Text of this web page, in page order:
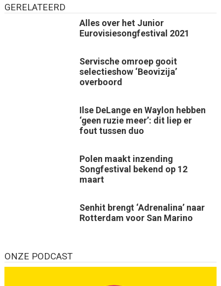
GERELATEERD
Alles over het Junior
Eurovisiesongfestival 2021
Servische omroep gooit
selectieshow ‘Beovizija’
overboord
Ilse DeLange en Waylon hebben
‘geen ruzie meer’: dit liep er
fout tussen duo
Polen maakt inzending
Songfestival bekend op 12
maart
Senhit brengt ‘Adrenalina’ naar
Rotterdam voor San Marino
ONZE PODCAST